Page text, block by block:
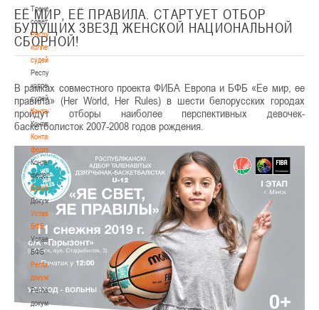
Тренерский
совет
Республиканская
коллегия
судей
Республиканская
коллегия
судей
Контакты
Контакты
Контакты
федерации
Контакты
федерации
Документы
Документы
Устав
БФБ
Устав
БФБ
Регламентирующие
документы
Регламентирующие
документы
ЕЁ МИР, ЕЁ ПРАВИЛА. СТАРТУЕТ ОТБОР
БУДУЩИХ ЗВЕЗД ЖЕНСКОЙ НАЦИОНАЛЬНОЙ
СБОРНОЙ!
В рамках совместного проекта ФИБА Европа и БФБ «Ее мир, ее
правила» (Her World, Her Rules) в шести белорусских городах
пройдут отборы наиболее перспективных девочек-
баскетболисток 2007-2008 годов рождения.